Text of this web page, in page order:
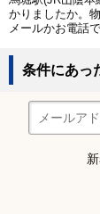
かりましたか。
メールかお電話
条件にあっ